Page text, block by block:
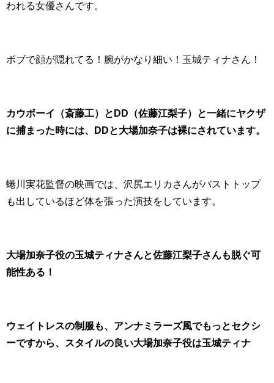
われる女優さんです。
ボブで顔が隠れてる！腕がかなり細い！玉城ティナさん！
カウボーイ（斎藤工）とDD（佐藤江梨子）と一緒にヤクザ
に捕まった時には、DDと大場加奈子は裸にされています。
蜷川実花監督の映画では、沢尻エリカさんがバストトップ
も出しているほど体を張った演技をしています。
大場加奈子役の玉城ティナさんと佐藤江梨子さんも脱ぐ可
能性ある！
ウェイトレスの制服も、アンナミラーズ風でもっとセクシ
ーですから、スタイルの良い大場加奈子役は玉城ティナ